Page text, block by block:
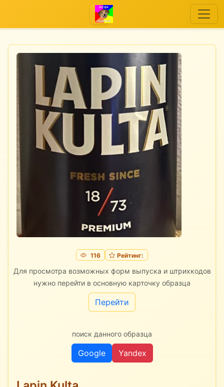
116 Рейтинг:
Для просмотра возможных форм выпуска и штрихкодов
нужно перейти в основную карточку образца
Перейти
поиск данного образца
Google Yandex